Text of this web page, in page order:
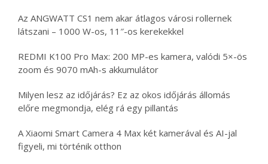
Az ANGWATT CS1 nem akar átlagos városi rollernek
látszani – 1000 W-os, 11″-os kerekekkel
REDMI K100 Pro Max: 200 MP-es kamera, valódi 5×-ös
zoom és 9070 mAh-s akkumulátor
Milyen lesz az időjárás? Ez az okos időjárás állomás
előre megmondja, elég rá egy pillantás
A Xiaomi Smart Camera 4 Max két kamerával és AI-jal
figyeli, mi történik otthon